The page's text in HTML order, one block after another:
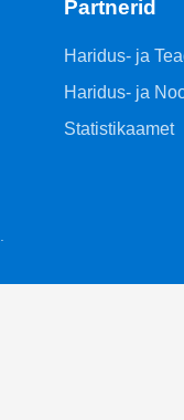
Partnerid
Haridus- ja
Haridus- ja
Statistikaamet